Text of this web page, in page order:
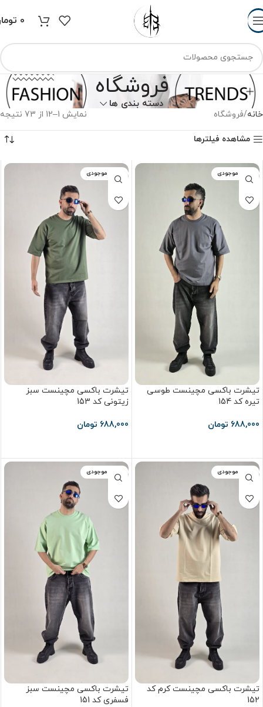
0
فروشگاه
دسته بندی ها
خانه فروشگاه نمایش 1–12 از 73 نتیجه
مشاهده فیلترها
اتمام موجودی
تیشرت باکسی مچینست طوسی
تیره کد 154
688,000 تومان
اتمام موجودی
تیشرت باکسی مچینست سبز
زیتونی کد 153
688,000 تومان
اتمام موجودی
تیشرت باکسی مچینست کرم کد
152
اتمام موجودی
تیشرت باکسی مچینست سبز
فسفری کد 151